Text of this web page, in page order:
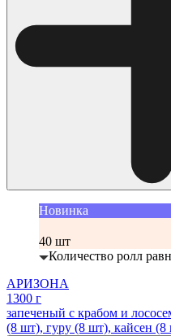
Новинка
40 шт
Количество ролл
АРИЗОНА
1300 г
запеченый с крабом и
(8 шт), гуру (8 шт), кайсен